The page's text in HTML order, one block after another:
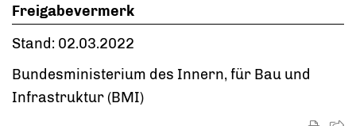
Freigabevermerk
Stand: 02.03.2022
Bundesministerium des Innern, für Bau und
Infrastruktur (BMI)